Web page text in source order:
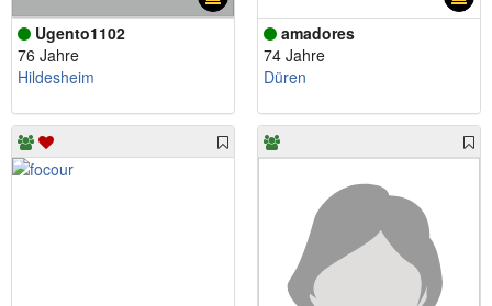
Ugento1102
76 Jahre
Hildesheim
amadores
74 Jahre
Düren